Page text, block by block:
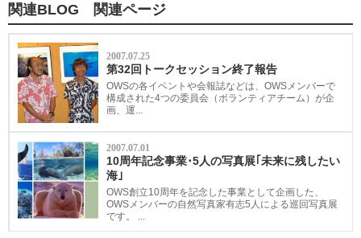
る
関連BLOG 関連ページ
2007.07.25
第32回トークセッション終了報告
OWSの各イベントや会報誌などは、OWSメンバーで
構成された4つの委員会（ボランティアチーム）が企
画、運...
2007.07.01
10周年記念事業･5人の写真展｢未来に残したい
海｣
OWS創立10周年を記念した事業として企画した、
OWSメンバーの自然写真家有志5人による巡回写真展
です。 ...